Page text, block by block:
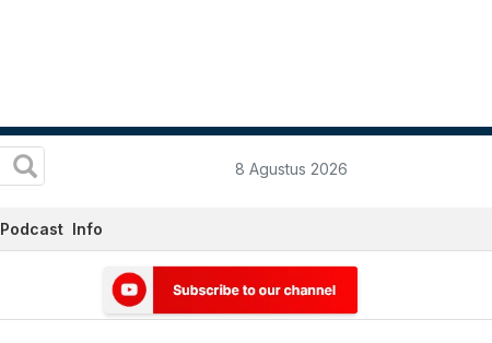
8 Agustus 2026
Podcast Info